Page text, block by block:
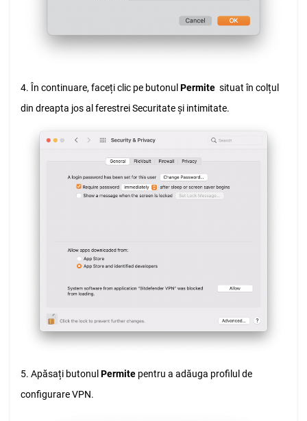
4. În continuare, faceți clic pe butonul Permite situat în colțul
din dreapta jos al ferestrei Securitate și intimitate.
5. Apăsați butonul Permite pentru a adăuga profilul de
configurare VPN.